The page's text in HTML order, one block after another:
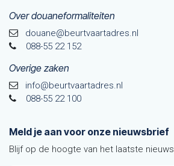
Over douaneformaliteiten
douane@beurtvaarta​dres.nl
088-55 22 152
Overige zaken
info@beurtvaartadres.nl
088-55 22 100
Meld je aan voor onze nieuwsbrief
Blijf op de hoogte van het laatste nieuws.